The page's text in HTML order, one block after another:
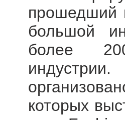
прошедший
большой
более
которых